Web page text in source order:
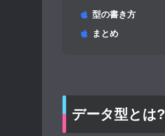
型の書き方
まとめ
データ型とは?